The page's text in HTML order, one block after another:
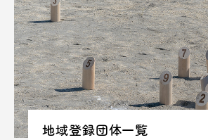
地域登録団体一覧